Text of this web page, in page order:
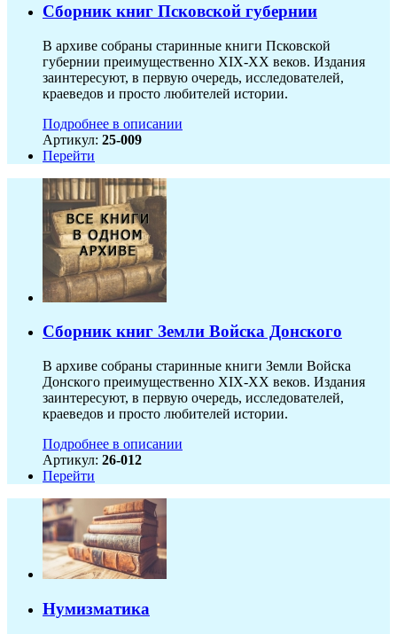
Сборник книг Псковской губернии
В архиве собраны старинные книги Псковской
губернии преимущественно XIX-ХХ веков. Издания
заинтересуют, в первую очередь, исследователей,
краеведов и просто любителей истории.
Подробнее в описании
Артикул: 25-009
Перейти
Сборник книг Земли Войска Донского
В архиве собраны старинные книги Земли Войска
Донского преимущественно XIX-ХХ веков. Издания
заинтересуют, в первую очередь, исследователей,
краеведов и просто любителей истории.
Подробнее в описании
Артикул: 26-012
Перейти
Нумизматика